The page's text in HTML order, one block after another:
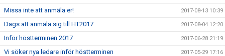
Missa inte att anmäla er! 2017-08-13 10:39
Dags att anmäla sig till HT2017 2017-08-04 12:20
Inför höstterminen 2017 2017-06-28 21:19
Vi söker nya ledare inför höstterminen 2017-05-29 17:16